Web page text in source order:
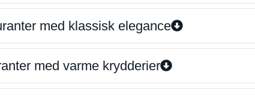
med klassisk elegance
med varme krydderier